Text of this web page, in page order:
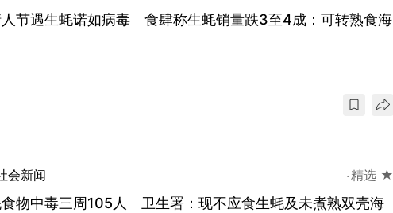
节遇生蚝诺如病毒 食肆称生蚝销量跌3至4成：可转熟食海
会新闻 精选 ★
物中毒三周105人 卫生署：现不应食生蚝及未煮熟双壳海